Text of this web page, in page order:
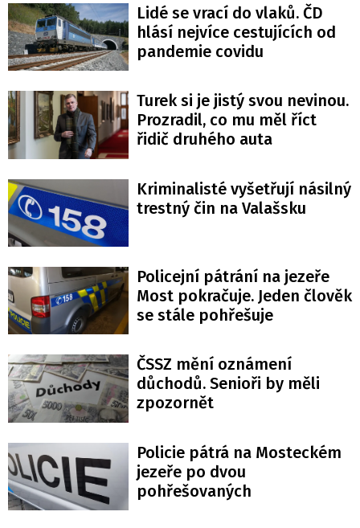
Lidé se vrací do vlaků. ČD
hlásí nejvíce cestujících od
pandemie covidu
Turek si je jistý svou nevinou.
Prozradil, co mu měl říct
řidič druhého auta
Kriminalisté vyšetřují násilný
trestný čin na Valašsku
Policejní pátrání na jezeře
Most pokračuje. Jeden člověk
se stále pohřešuje
ČSSZ mění oznámení
důchodů. Senioři by měli
zpozornět
Policie pátrá na Mosteckém
jezeře po dvou
pohřešovaných